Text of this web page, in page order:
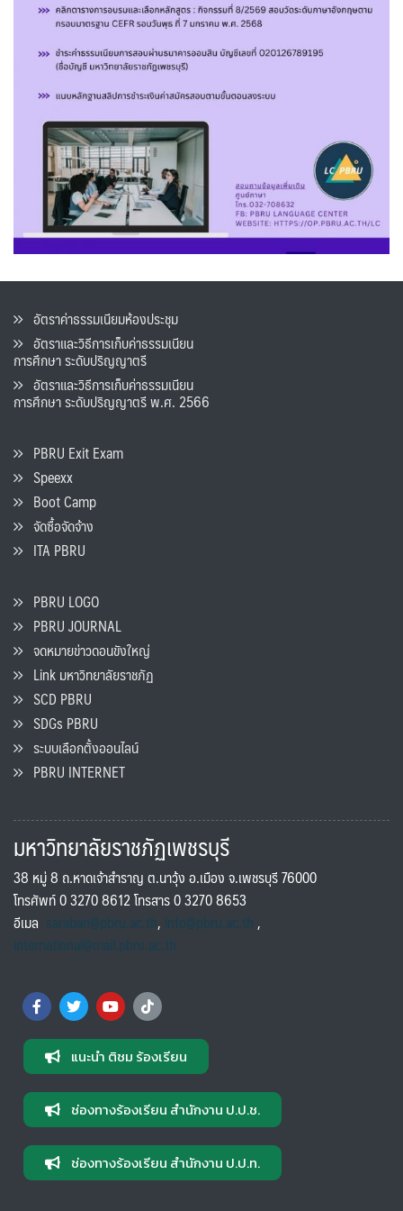
อัตราค่าธรรมเนียมห้องประชุม
อัตราและวิธีการเก็บค่าธรรมเนียน
การศึกษา ระดับปริญญาตรี
อัตราและวิธีการเก็บค่าธรรมเนียน
การศึกษา ระดับปริญญาตรี พ.ศ. 2566
PBRU Exit Exam
Speexx
Boot Camp
จัดซื้อจัดจ้าง
ITA PBRU
PBRU LOGO
PBRU JOURNAL
จดหมายข่าวดอนขังใหญ่
Link มหาวิทยาลัยราชภัฏ
SCD PBRU
SDGs PBRU
ระบบเลือกตั้งออนไลน์
PBRU INTERNET
มหาวิทยาลัยราชภัฏเพชรบุรี
38 หมู่ 8 ถ.หาดเจ้าสำราญ ต.นาวุ้ง อ.เมือง จ.เพชรบุรี 76000
โทรศัพท์ 0 3270 8612 โทรสาร 0 3270 8653
อีเมล saraban@pbru.ac.th, info@pbru.ac.th,
international@mail.pbru.ac.th
แนะนำ ติชม ร้องเรียน
ช่องทางร้องเรียน สำนักงาน ป.ป.ช.
ช่องทางร้องเรียน สำนักงาน ป.ป.ท.